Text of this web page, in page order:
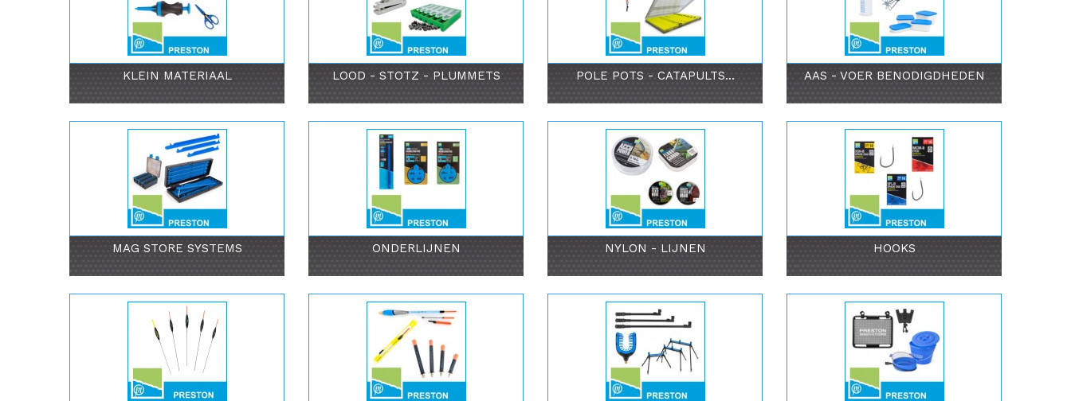
KLEIN MATERIAAL LOOD - STOTZ - PLUMMETS POLE POTS - CATAPULTS... AAS - VOER BENODIGDHEDEN
MAG STORE SYSTEMS ONDERLIJNEN NYLON - LIJNEN HOOKS